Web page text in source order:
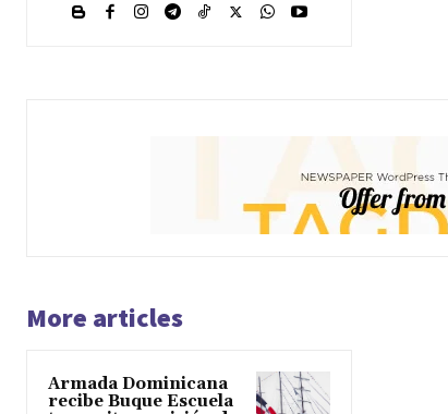
More articles
Armada Dominicana
recibe Buque Escuela